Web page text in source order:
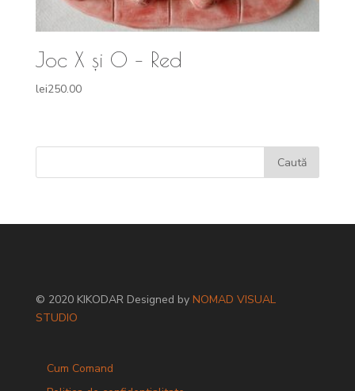
Joc X și 0 – Red
lei250.00
© 2020 KIKODAR Designed by NOMAD VISUAL
STUDIO
Cum Comand